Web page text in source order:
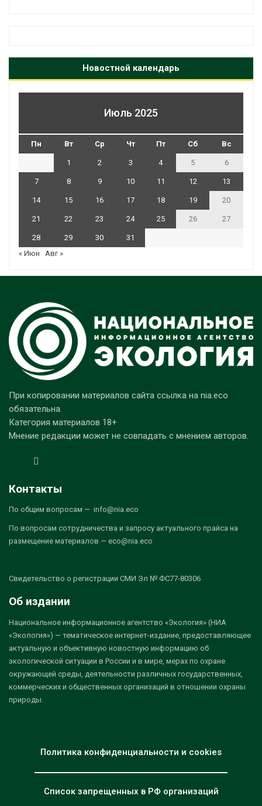
Новостной календарь
Июль 2025
Пн Вт Ср Чт Пт Сб Вс
1 2 3 4 5 6
7 8 9 10 11 12 13
14 15 16 17 18 19 20
21 22 23 24 25 26 27
28 29 30
31
« Июн
Авг »
При копировании материалов сайта ссылка на nia.eco
обязательна.
Категория материалов 18+
Мнение редакции может не совпадать с мнением авторов.
Контакты
По общим вопросам — info@nia.eco
По вопросам сотрудничества и запросу актуального прайса на
размещение материалов — eco@nia.eco
Свидетельство о регистрации СМИ Эл № ФС77-80306
Об издании
Национальное информационное агентство «Экология» (НИА
«Экология») — тематическое интернет-издание, предоставляющее
актуальную и объективную новостную информацию об
экологической ситуации в России и в мире, мерах по охране
окружающей среды, деятельности различных государственных,
коммерческих и общественных организаций в отношении охраны
природы.
Политика конфиденциальности и cookies
Список запрещенных в РФ организаций